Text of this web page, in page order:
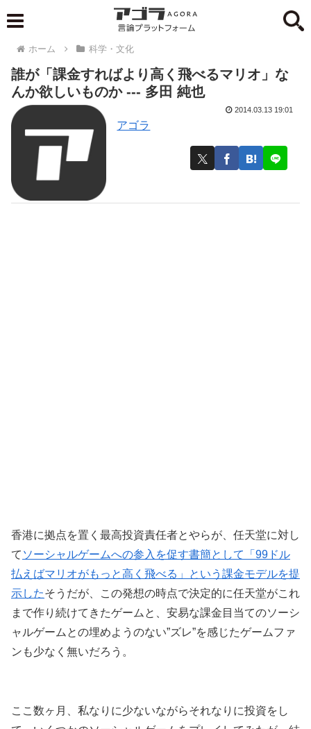
ホーム 科学・文化
誰が「課金すればより高く飛べるマリオ」な
んか欲しいものか --- 多田 純也
アゴラ
2014.03.13 19:01
香港に拠点を置く最高投資責任者とやらが、任天堂に対し
て ソーシャルゲームへの参入を促す書簡として「99ドル
払えばマリオがもっと高く飛べる」という課金モデルを提
示したそうだが、この発想の時点で決定的に任天堂がこれ
まで作り続けてきたゲームと、安易な課金目当てのソーシ
ャルゲームとの埋めようのない”ズレ”を感じたゲームファ
ンも少なく無いだろう。
ここ数ヶ月、私なりに少ないながらそれなりに投資をし